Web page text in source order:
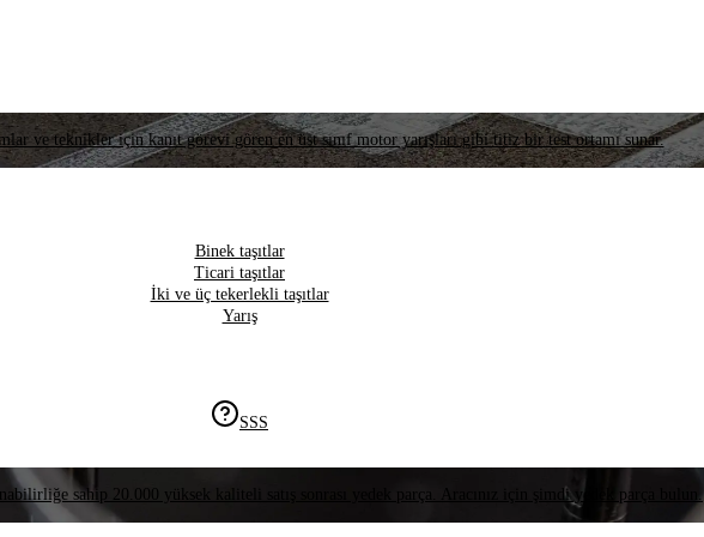
ve teknikler için kanıt görevi gören en üst sınıf motor yarışları gibi titiz bir test ortamı sunar.
Binek taşıtlar
Ticari taşıtlar
İki ve üç tekerlekli taşıtlar
Yarış
SSS
sahip 20.000 yüksek kaliteli satış sonrası yedek parça. Aracınız için şimdi yedek parça bulun.